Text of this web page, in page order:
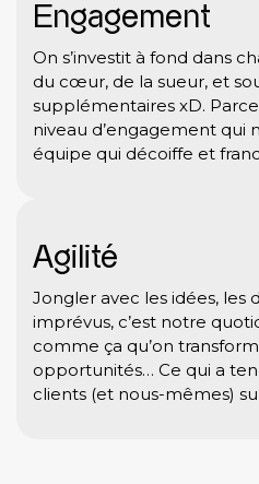
Engagement
On s’investit à fond dans
du cœur, de la sueur, et
supplémentaires xD. Parce
niveau d’engagement qui
équipe qui décoiffe et
Agilité
Jongler avec les idées, les
imprévus, c’est notre
comme ça qu’on
opportunités… Ce qui a
clients (et nous-mêmes)